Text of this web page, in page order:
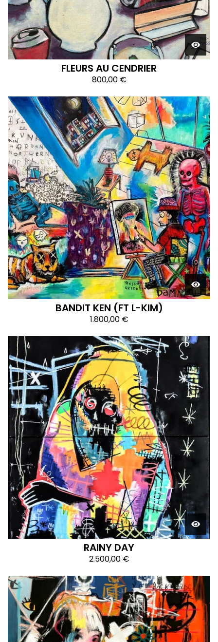
FLEURS AU CENDRIER
800,00 €
BANDIT KEN (FT L-KIM)
1.800,00 €
RAINY DAY
2.500,00 €